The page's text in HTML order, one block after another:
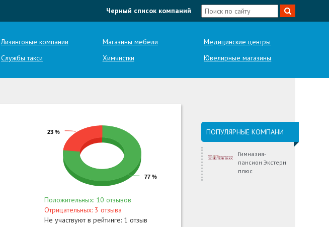
Черный список компаний
Лизинговые компании Магазины мебели
Медицинские центры
Службы такси Химчистки Ювелирные магазины
77 %
23 %
Положительных: 10 отзывов
Отрицательных: 3 отзыва
Не участвуют в рейтинге: 1 отзыв
ПОПУЛЯРНЫЕ КОМПАНИ
Гимназия-
пансион Экстерн
плюс